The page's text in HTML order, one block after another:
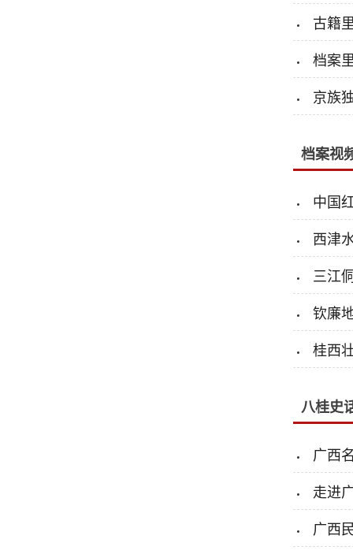
古籍
档案
京族
档案视
中国
西津
三江
钦廉
桂西
八桂史
广西
走进
广西